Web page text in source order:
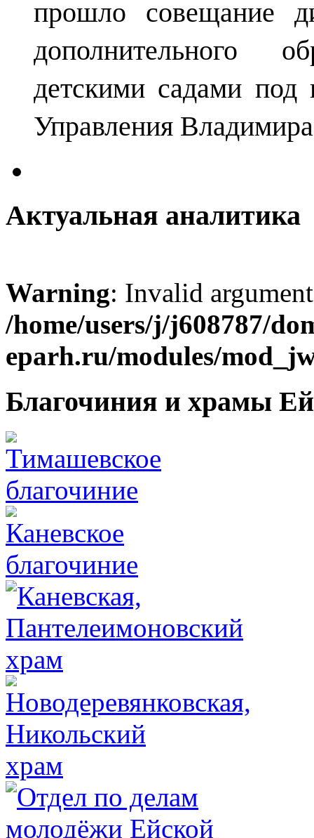
прошло совещание
дополнительного
детскими садами под
Управления
Актуальная аналитика
Warning: Invalid
/home/users/j/j608787/
eparh.ru/modules/
Благочиния и храмы